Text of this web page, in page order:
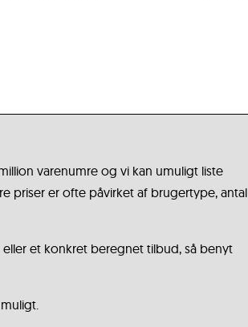
varenumre og vi kan umuligt liste
priser er ofte påvirket af brugertype, antal
et konkret beregnet tilbud, så benyt